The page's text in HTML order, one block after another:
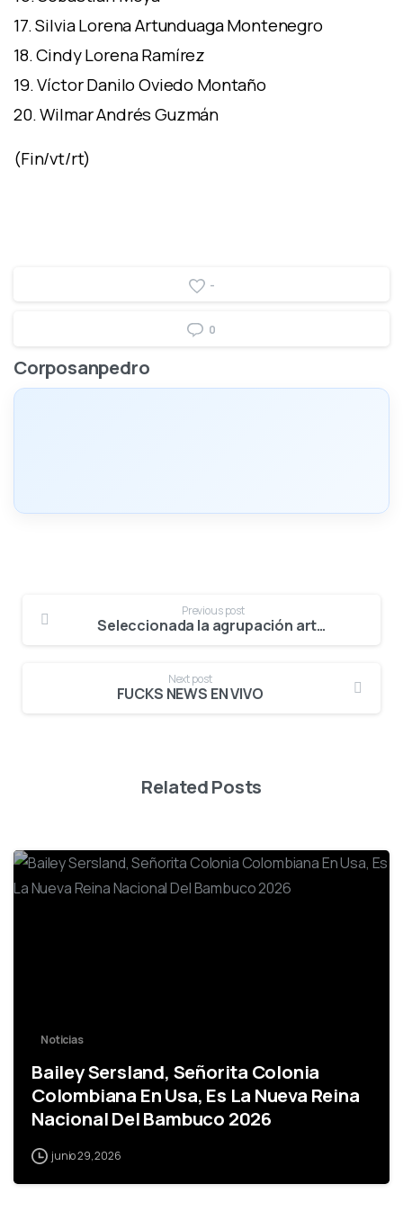
17. Silvia Lorena Artunduaga Montenegro
18. Cindy Lorena Ramírez
19. Víctor Danilo Oviedo Montaño
20. Wilmar Andrés Guzmán
(Fin/vt/rt)
-
0
Corposanpedro
Previous post
Seleccionada la agrupación artística para la presentación oficial en Bogotá del Festival del Bambuco en San Juan y San Pedro
Next post
FUCKS NEWS EN VIVO
Related Posts
Noticias
Bailey Sersland, Señorita Colonia
Colombiana En Usa, Es La Nueva Reina
Nacional Del Bambuco 2026
junio 29, 2026